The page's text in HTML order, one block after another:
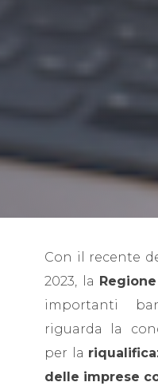
Con il recente
2023, la
importanti
riguarda la
per la
delle imprese